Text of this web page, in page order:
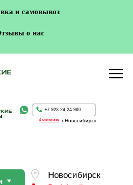
и самовывоз
о нас
г.Новосибирск
+7 923-24-24-900
4 магазина
просьбе покупку